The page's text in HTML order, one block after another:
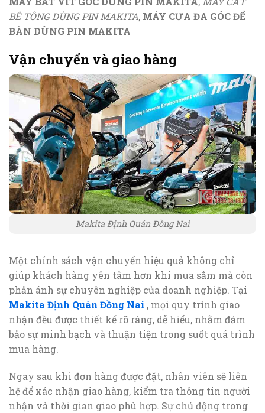
BÊ TÔNG DÙNG PIN MAKITA, MÁY CƯA ĐA GÓC ĐỂ
BÀN DÙNG PIN MAKITA
Vận chuyển và giao hàng
Makita Định Quán Đồng Nai
Một chính sách vận chuyển hiệu quả không chỉ
giúp khách hàng yên tâm hơn khi mua sắm mà còn
phản ánh sự chuyên nghiệp của doanh nghiệp. Tại
Makita Định Quán Đồng Nai , mọi quy trình giao
nhận đều được thiết kế rõ ràng, dễ hiểu, nhằm đảm
bảo sự minh bạch và thuận tiện trong suốt quá trình
mua hàng.
Ngay sau khi đơn hàng được đặt, nhân viên sẽ liên
hệ để xác nhận giao hàng, kiểm tra thông tin người
nhận và thời gian giao phù hợp. Sự chủ động trong